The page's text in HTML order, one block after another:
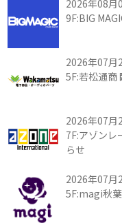
2026年08月
9F:BIG
2026年07月
5F:若松通商
2026年07月
7F:アゾンレ
らせ
2026年07月
5F:magi秋